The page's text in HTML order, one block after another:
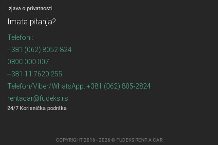
Izjava o privatnosti
Imate pitanja?
Telefoni:
+381 (062) 8052-824
0800 000 007
+381 11 7620 255
Telefon/Viber/WhatsApp: +381 (062) 805-2824
rentacar@fudeks.rs
24/7 Korisnička podrška
COPYRIGHT 2016 - 2026 © FUDEKS RENT A CAR